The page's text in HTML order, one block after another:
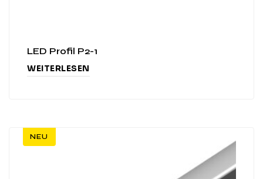
LED Profil P2-1
WEITERLESEN
NEU